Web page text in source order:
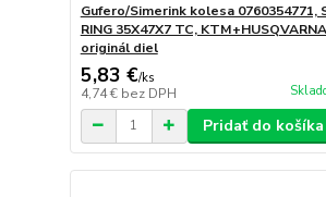
Gufero/Simerink kolesa 0760354771,
RING 35X47X7 TC,
originál diel
5,83 €/ks
4,74 € bez DPH
Pridať do košíka